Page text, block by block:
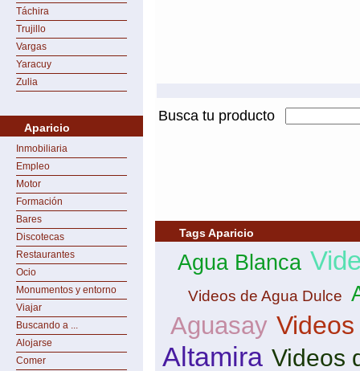
Táchira
Trujillo
Vargas
Yaracuy
Zulia
Aparicio
Inmobiliaria
Empleo
Motor
Formación
Bares
Discotecas
Restaurantes
Ocio
Monumentos y entorno
Viajar
Buscando a ...
Alojarse
Comer
Busca tu producto
Tags Aparicio
Agua Blanca
Videos de Agua Dulce
Aguasay
Altamira Videos